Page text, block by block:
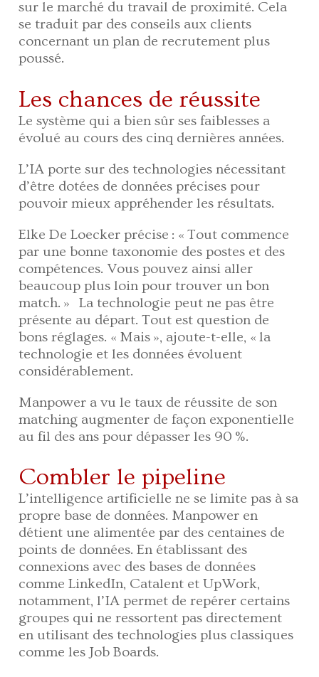
sur le marché du travail de proximité. Cela
se traduit par des conseils aux clients
concernant un plan de recrutement plus
poussé.
Les chances de réussite
Le système qui a bien sûr ses faiblesses a
évolué au cours des cinq dernières années.
L’IA porte sur des technologies nécessitant
d’être dotées de données précises pour
pouvoir mieux appréhender les résultats.
Elke De Loecker précise : « Tout commence
par une bonne taxonomie des postes et des
compétences. Vous pouvez ainsi aller
beaucoup plus loin pour trouver un bon
match. » La technologie peut ne pas être
présente au départ. Tout est question de
bons réglages. « Mais », ajoute-t-elle, « la
technologie et les données évoluent
considérablement.
Manpower a vu le taux de réussite de son
matching augmenter de façon exponentielle
au fil des ans pour dépasser les 90 %.
Combler le pipeline
L’intelligence artificielle ne se limite pas à sa
propre base de données. Manpower en
détient une alimentée par des centaines de
points de données. En établissant des
connexions avec des bases de données
comme LinkedIn, Catalent et UpWork,
notamment, l’IA permet de repérer certains
groupes qui ne ressortent pas directement
en utilisant des technologies plus classiques
comme les Job Boards.